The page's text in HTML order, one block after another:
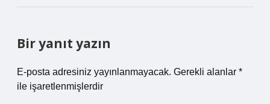
Bir yanıt yazın
E-posta adresiniz yayınlanmayacak. Gerekli alanlar *
ile işaretlenmişlerdir